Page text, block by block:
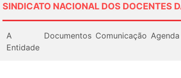
SINDICATO NACIONAL DOS DOCENTES
A
Entidade
Documentos Comunicação Agenda